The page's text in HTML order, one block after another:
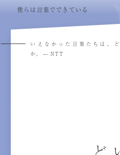
僕らは言葉でできている
いえなかった言葉たちは、
か。 — NTT